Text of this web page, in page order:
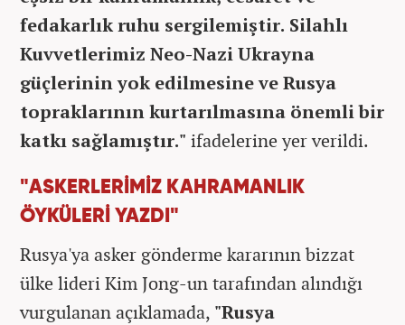
fedakarlık ruhu sergilemiştir. Silahlı
Kuvvetlerimiz Neo-Nazi Ukrayna
güçlerinin yok edilmesine ve Rusya
topraklarının kurtarılmasına önemli bir
katkı sağlamıştır." ifadelerine yer verildi.
"ASKERLERİMİZ KAHRAMANLIK
ÖYKÜLERİ YAZDI"
Rusya'ya asker gönderme kararının bizzat
ülke lideri Kim Jong-un tarafından alındığı
vurgulanan açıklamada, "Rusya